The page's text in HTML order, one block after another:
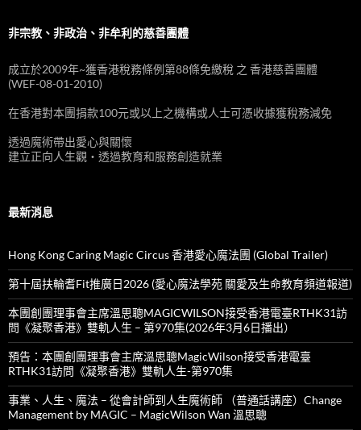
非宗教、非政治、非牟利的慈善團體
成立於2009年~獲香港稅務條例第88條免繳稅 之 香港慈善團體
(WEF-08-01-2010)
在香港對本團捐款100元或以上之機構或人士可憑收據獲稅務減免
透過魔術帶出愛心與關懷
建立正向人生觀‧透過教育和服務創造就業
最新消息
Hong Kong Caring Magic Circus 香港愛心魔法團 (Global Trailer)
第十屆扶輪耆Fit推廣日2026 (愛心魔法學苑 關愛及生命教育頻道報道)
本團創團理事會主席溫思聰MAGICWILSON接受香港電臺RTHK31訪
問《凝聚香港》雙軌人生 – 第970集(2026年3月6日播出）
預告：本團創團理事會主席溫思聰MagicWilson接受香港電臺
RTHK31訪問《凝聚香港》雙軌人生-第970集
事業、人生、魔法 – 從會計師到人生魔術師 （普通話講座）Change
Management by MAGIC – MagicWilson Wan 溫思聰